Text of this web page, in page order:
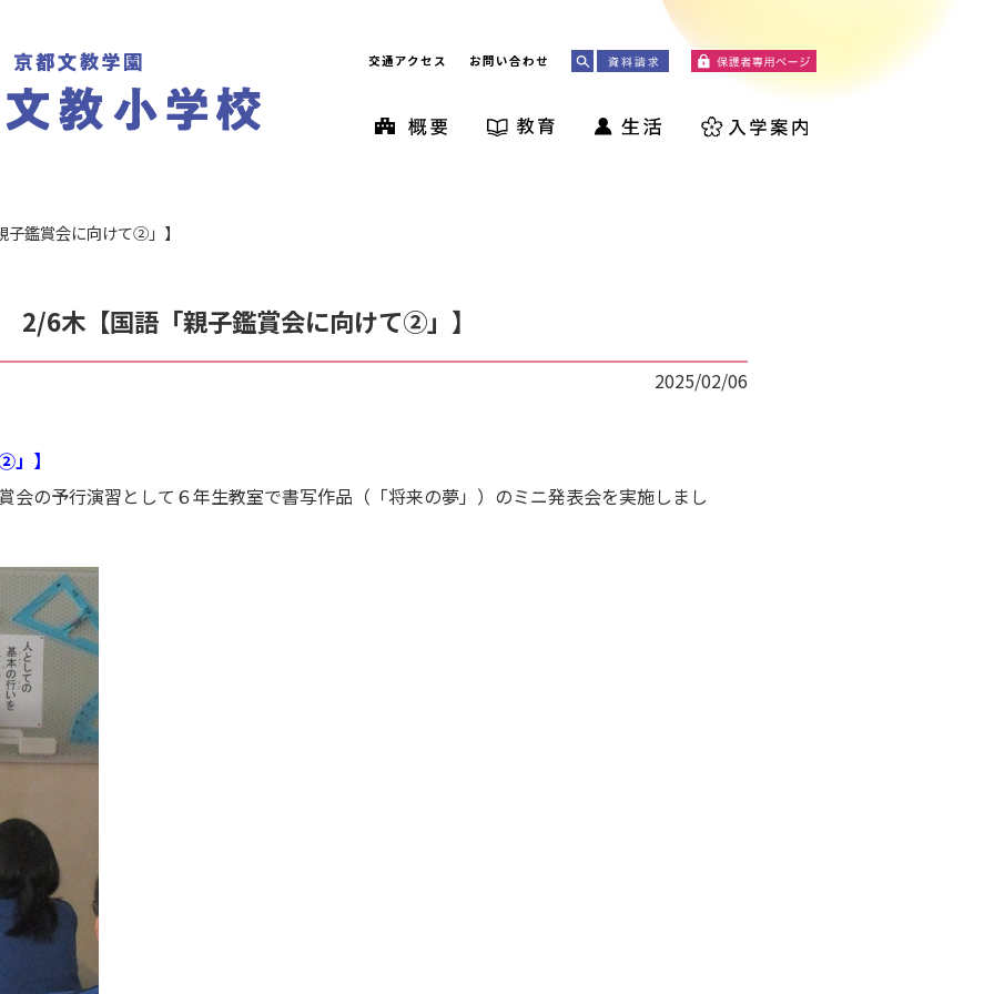
交通アクセス お問い合わせ
鑑賞会に向けて②」】
2/6木【国語「親子鑑賞会に向けて②」】
2025/02/06
】
会の予行演習として６年生教室で書写作品（「将来の夢」）のミニ発表会を実施しまし